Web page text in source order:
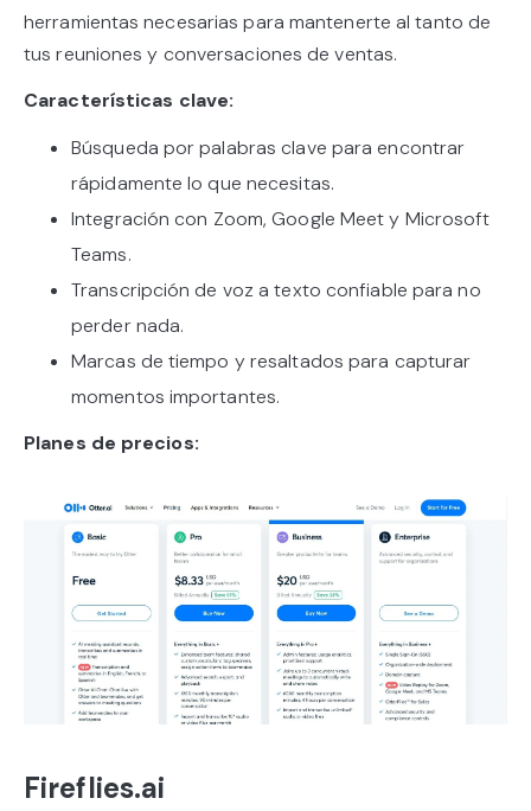
herramientas necesarias para mantenerte al tanto de
tus reuniones y conversaciones de ventas.
Características clave:
Búsqueda por palabras clave para encontrar
rápidamente lo que necesitas.
Integración con Zoom, Google Meet y Microsoft
Teams.
Transcripción de voz a texto confiable para no
perder nada.
Marcas de tiempo y resaltados para capturar
momentos importantes.
Planes de precios:
Fireflies.ai